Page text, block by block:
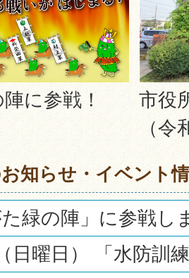
に参戦！
市役
（
知らせ・イベント
た緑の陣」に参戦し
日曜日） 「水防訓